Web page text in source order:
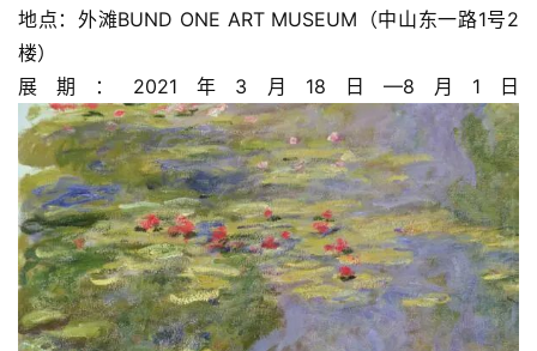
地点：外滩BUND ONE ART MUSEUM（中山东一路1号2
楼）
展期：2021年3月18日—8月1日